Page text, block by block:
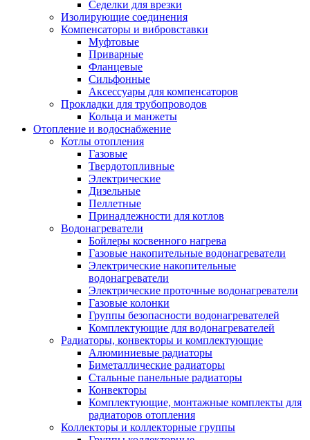
Седелки для врезки
Изолирующие соединения
Компенсаторы и вибровставки
Муфтовые
Приварные
Фланцевые
Сильфонные
Аксессуары для компенсаторов
Прокладки для трубопроводов
Кольца и манжеты
Отопление и водоснабжение
Котлы отопления
Газовые
Твердотопливные
Электрические
Дизельные
Пеллетные
Принадлежности для котлов
Водонагреватели
Бойлеры косвенного нагрева
Газовые накопительные водонагреватели
Электрические накопительные
водонагреватели
Электрические проточные водонагреватели
Газовые колонки
Группы безопасности водонагревателей
Комплектующие для водонагревателей
Радиаторы, конвекторы и комплектующие
Алюминиевые радиаторы
Биметаллические радиаторы
Стальные панельные радиаторы
Конвекторы
Комплектующие, монтажные комплекты для
радиаторов отопления
Коллекторы и коллекторные группы